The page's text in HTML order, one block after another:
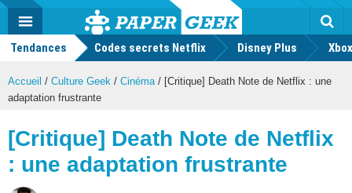
Actu
geek
MENU
Tendances Codes secrets Netflix Disney Plus
Accueil / Culture Geek / Cinéma / [Critique] Death Note de Netflix : une
adaptation frustrante
[Critique] Death Note de Netflix
: une adaptation frustrante
Mode
FacebookTwitter Youtube